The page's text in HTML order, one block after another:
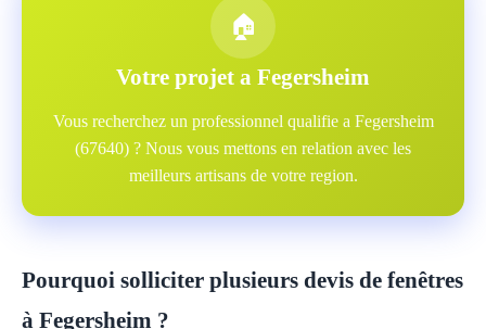
🏠
Votre projet a Fegersheim
Vous recherchez un professionnel qualifie a Fegersheim
(67640) ? Nous vous mettons en relation avec les
meilleurs artisans de votre region.
Pourquoi solliciter plusieurs devis de fenêtres
à Fegersheim ?